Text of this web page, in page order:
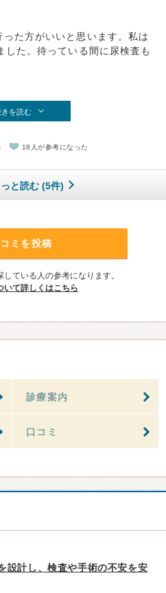
た方がいいと思います。私は
た。待っている間に尿検査も
きを読む
18人が参考になった
と読む (5件)
ミを投稿
ている人の参考になります。
いて詳しくはこちら
診療案内
口コミ
設計し、検査や手術の不安を安